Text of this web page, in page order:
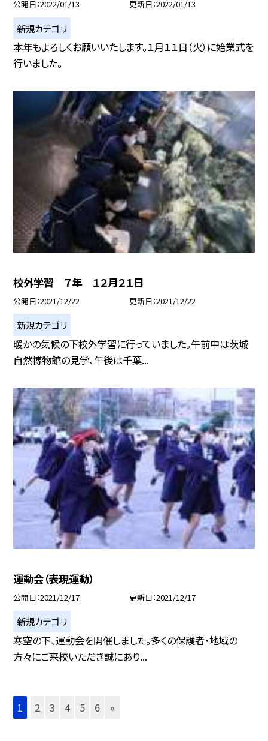
公開日 2022/01/13 更新日 2022/01/13
新規カテゴリ
本年もよろしくお願いいたします。１月１１日（火）に始業式を
行いました。
校外学習 ７年 １２月２１日
公開日 2021/12/22 更新日 2021/12/22
新規カテゴリ
暖かの気候の下校外学習に行っていました。午前中は茨城
自然博物館の見学、午後は千葉...
運動会（表現運動）
公開日 2021/12/17 更新日 2021/12/17
新規カテゴリ
寒空の下、運動会を開催しました。多くの保護者・地域の
方々にご来校いただき誠にあり...
1 2 3 4 5 6 »